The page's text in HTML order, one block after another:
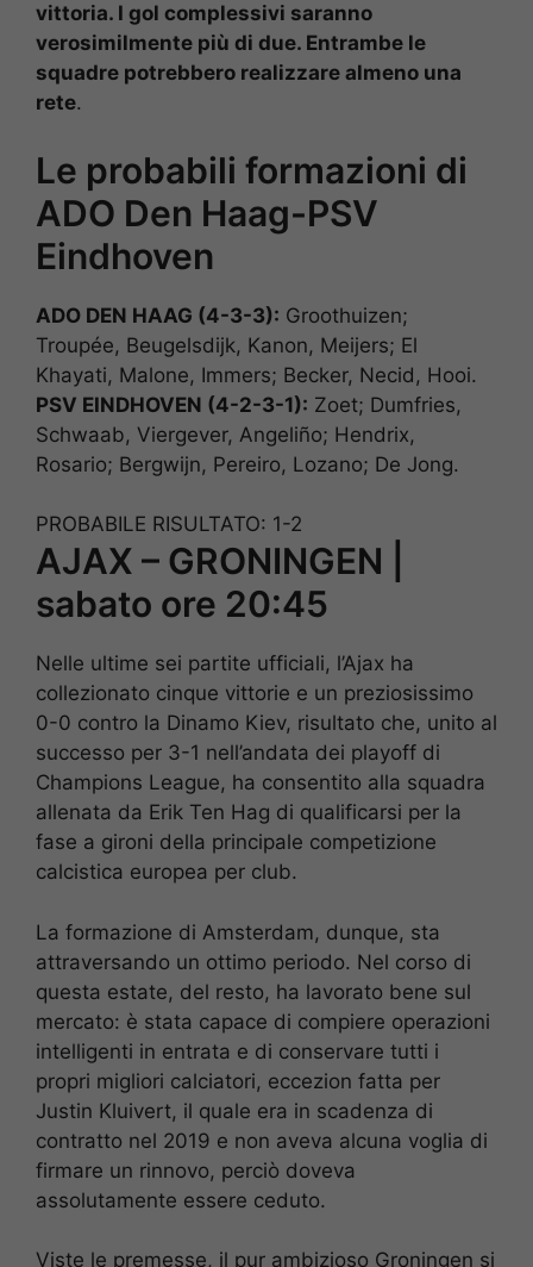
vittoria. I gol complessivi saranno
verosimilmente più di due. Entrambe le
squadre potrebbero realizzare almeno una
rete.
Le probabili formazioni di
ADO Den Haag-PSV
Eindhoven
ADO DEN HAAG (4-3-3): Groothuizen;
Troupée, Beugelsdijk, Kanon, Meijers; El
Khayati, Malone, Immers; Becker, Necid, Hooi.
PSV EINDHOVEN (4-2-3-1): Zoet; Dumfries,
Schwaab, Viergever, Angeliño; Hendrix,
Rosario; Bergwijn, Pereiro, Lozano; De Jong.
PROBABILE RISULTATO: 1-2
AJAX – GRONINGEN |
sabato ore 20:45
Nelle ultime sei partite ufficiali, l’Ajax ha
collezionato cinque vittorie e un preziosissimo
0-0 contro la Dinamo Kiev, risultato che, unito al
successo per 3-1 nell’andata dei playoff di
Champions League, ha consentito alla squadra
allenata da Erik Ten Hag di qualificarsi per la
fase a gironi della principale competizione
calcistica europea per club.
La formazione di Amsterdam, dunque, sta
attraversando un ottimo periodo. Nel corso di
questa estate, del resto, ha lavorato bene sul
mercato: è stata capace di compiere operazioni
intelligenti in entrata e di conservare tutti i
propri migliori calciatori, eccezion fatta per
Justin Kluivert, il quale era in scadenza di
contratto nel 2019 e non aveva alcuna voglia di
firmare un rinnovo, perciò doveva
assolutamente essere ceduto.
Viste le premesse, il pur ambizioso Groningen si